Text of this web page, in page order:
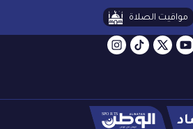
مواقيت الصلاة